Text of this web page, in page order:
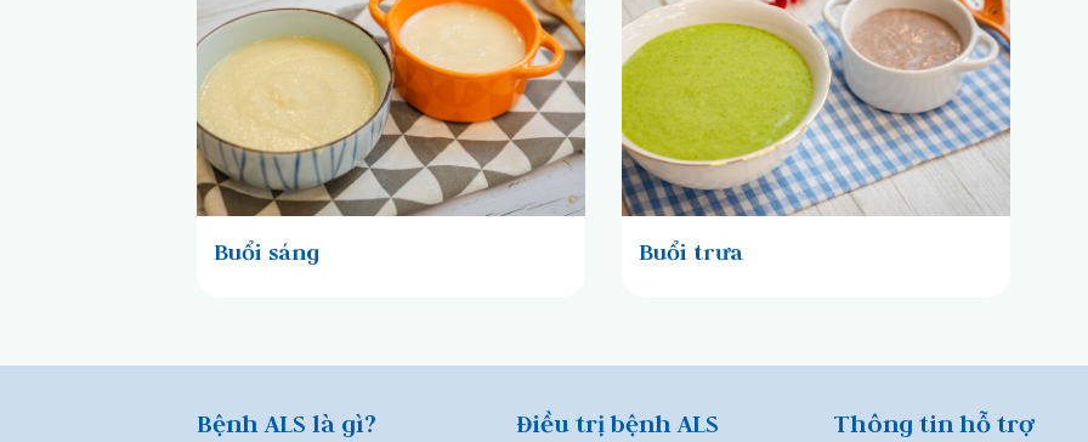
Buổi sáng Buổi trưa
Bệnh ALS là gì? Điều trị bệnh ALS Thông tin hỗ trợ